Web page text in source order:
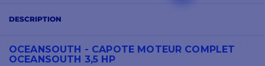
DESCRIPTION
OCEANSOUTH - CAPOTE MOTEUR COMPLET
OCEANSOUTH 3,5 HP